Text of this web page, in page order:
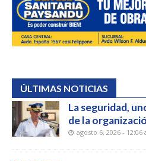
ÚLTIMAS NOTICIAS
La seguridad,
de la
agosto 6, 2026 - 12:06